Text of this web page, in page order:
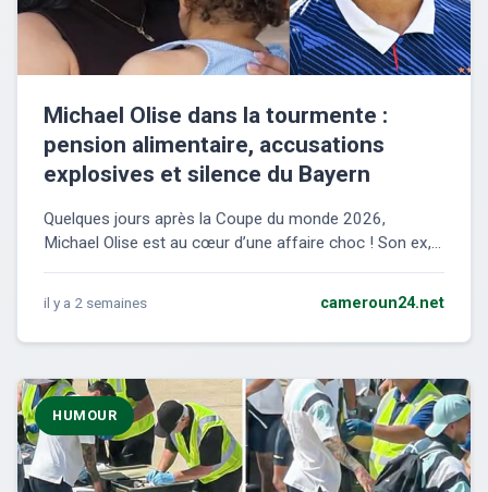
Michael Olise dans la tourmente :
pension alimentaire, accusations
explosives et silence du Bayern
Quelques jours après la Coupe du monde 2026,
Michael Olise est au cœur d’une affaire choc ! Son ex,...
il y a 2 semaines cameroun24.net
HUMOUR